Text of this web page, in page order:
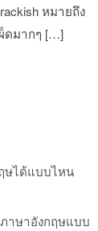
หมายถึง
ดมากๆ […]
ษได้แบบไหน
าษาอังกฤษแบบ